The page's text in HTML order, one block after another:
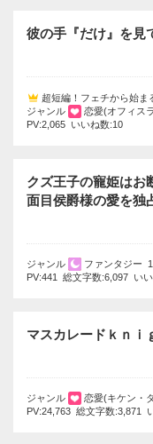
彼の手『だけ』を見
超短編！フェチから始ま
ジャンル
恋愛(オフィス
PV:2,065 いいね数:10
クズ王子の寵姫は
面目侯爵様の愛を独
ジャンル
ファンタジー
PV:441 総文字数:6,097 い
マスカレードｋｎｉ
ジャンル
恋愛(キケン・
PV:24,763 総文字数:3,871